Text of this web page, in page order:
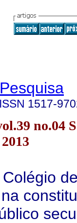
ISSN 1517-
no.04